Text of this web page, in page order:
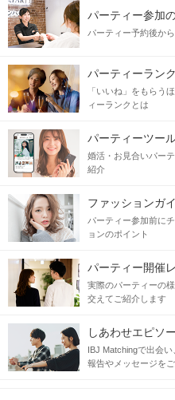
服装・髪型・ス
”第一
多くの異性と出会
まずは、《気にな
今回は清潔感が
ノンスモー
容姿で恋をして、中
そんな出会
当日の流れ
パーティー参加
パーティー予約後か
パーティーラン
「いいね」をもらう
ィーランクとは
パーティーツー
婚活・お見合いパー
紹介
ファッションガ
パーティー参加前に
ョンのポイント
パーティー開催
実際のパーティーの
交えてご紹介します
しあわせエピソ
IBJ Matchingで出会
報告やメッセージを